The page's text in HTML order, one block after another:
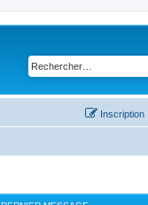
Inscription